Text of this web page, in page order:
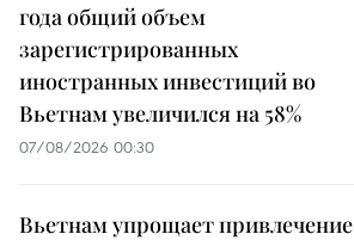
года общий объем
зарегистрированных
иностранных инвестиций во
Вьетнам увеличился на 58%
07/08/2026 00:30
Вьетнам упрощает привлечение